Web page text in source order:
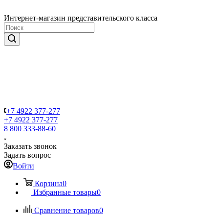
Интернет-магазин представительского класса
+7 4922 377-277
+7 4922 377-277
8 800 333-88-60
Заказать звонок
Задать вопрос
Войти
Корзина0
Избранные товары0
Сравнение товаров0